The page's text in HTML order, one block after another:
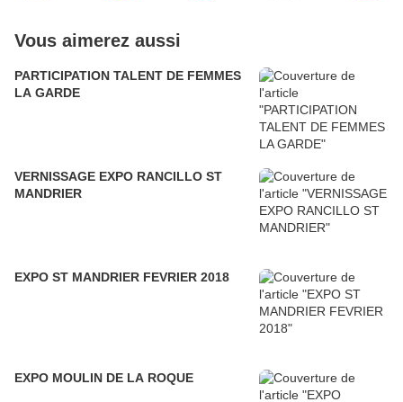
Vous aimerez aussi
PARTICIPATION TALENT DE FEMMES
LA GARDE
VERNISSAGE EXPO RANCILLO ST
MANDRIER
EXPO ST MANDRIER FEVRIER 2018
EXPO MOULIN DE LA ROQUE